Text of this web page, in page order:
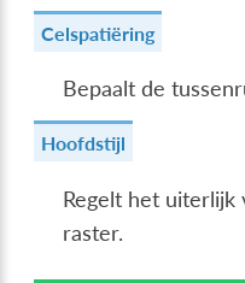
Celspatiëring
Bepaalt de
Hoofdstijl
Regelt het uiterlijk
raster.